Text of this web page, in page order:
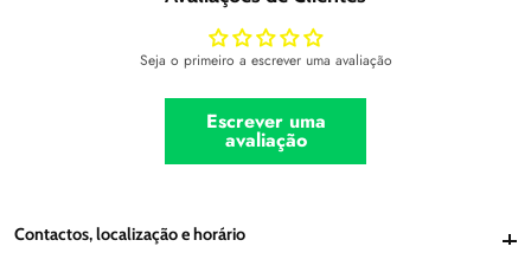
Seja o primeiro a escrever uma avaliação
Escrever uma
avaliação
Contactos, localização e horárioContactos, localização e horário